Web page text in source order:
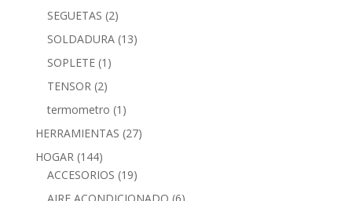
SEGUETAS (2)
SOLDADURA (13)
SOPLETE (1)
TENSOR (2)
termometro (1)
HERRAMIENTAS (27)
HOGAR (144)
ACCESORIOS (19)
AIRE ACONDICIONADO (6)